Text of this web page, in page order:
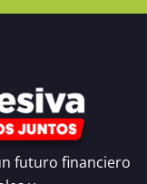
futuro financiero